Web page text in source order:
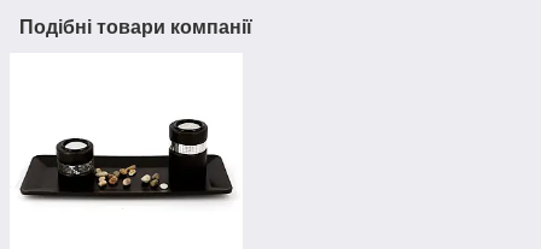
Подібні товари компанії